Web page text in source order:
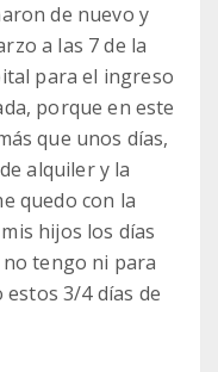
de nuevo y
a las 7 de la
para el ingreso
porque en este
que unos días,
alquiler y la
quedo con la
hijos los días
tengo ni para
3/4 días de